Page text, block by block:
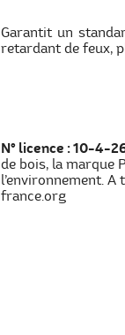
Garantit un
retardant de feux,
N° licence : 10-4-
de bois, la marque
l’environnement.
france.org